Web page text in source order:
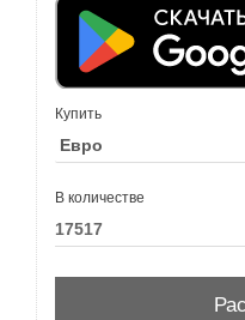
Купить
В количестве